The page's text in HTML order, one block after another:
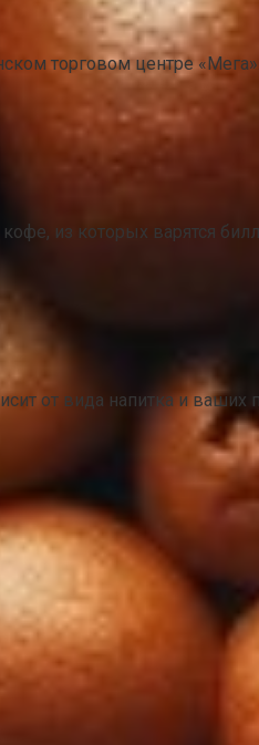
торговом центре
из которых варятся
от вида напитка и ваших